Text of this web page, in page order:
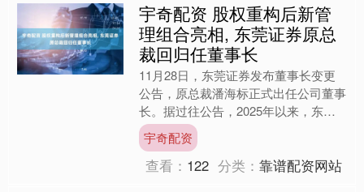
宇奇配资 股权重构后新管
理组合亮相, 东莞证券原总
裁回归任董事长
11月28日，东莞证券发布董事长变更
公告，原总裁潘海标正式出任公司董事
长。据过往公告，2025年以来，东莞
证券已完成董事长、总裁双重更替：原
董事长陈照星因个人原....
宇奇配资
查看： 122 分类：靠谱配资网站